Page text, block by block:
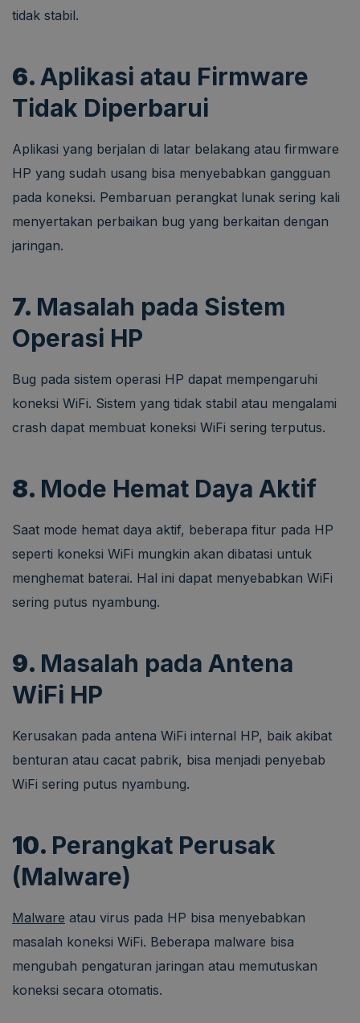
tidak stabil.
6. Aplikasi atau Firmware
Tidak Diperbarui
Aplikasi yang berjalan di latar belakang atau firmware
HP yang sudah usang bisa menyebabkan gangguan
pada koneksi. Pembaruan perangkat lunak sering kali
menyertakan perbaikan bug yang berkaitan dengan
jaringan.
7. Masalah pada Sistem
Operasi HP
Bug pada sistem operasi HP dapat mempengaruhi
koneksi WiFi. Sistem yang tidak stabil atau mengalami
crash dapat membuat koneksi WiFi sering terputus.
8. Mode Hemat Daya Aktif
Saat mode hemat daya aktif, beberapa fitur pada HP
seperti koneksi WiFi mungkin akan dibatasi untuk
menghemat baterai. Hal ini dapat menyebabkan WiFi
sering putus nyambung.
9. Masalah pada Antena
WiFi HP
Kerusakan pada antena WiFi internal HP, baik akibat
benturan atau cacat pabrik, bisa menjadi penyebab
WiFi sering putus nyambung.
10. Perangkat Perusak
(Malware)
Malware atau virus pada HP bisa menyebabkan
masalah koneksi WiFi. Beberapa malware bisa
mengubah pengaturan jaringan atau memutuskan
koneksi secara otomatis.